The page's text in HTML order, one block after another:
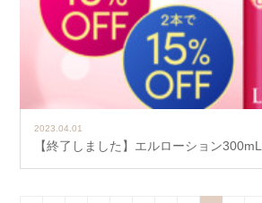
2023.04.01
【終了しました】エルローション300mL